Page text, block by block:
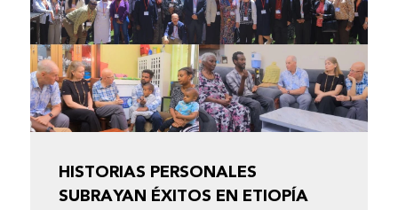
HISTORIAS PERSONALES
SUBRAYAN ÉXITOS EN ETIOPÍA